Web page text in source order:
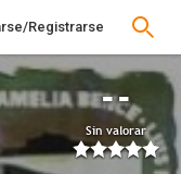
Registrarse
--
Sin valorar